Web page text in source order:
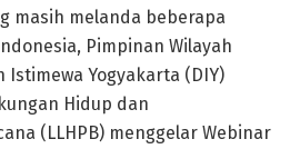
masih melanda beberapa
Pimpinan Wilayah
Istimewa Yogyakarta (DIY)
Hidup dan
(LLHPB) menggelar Webinar